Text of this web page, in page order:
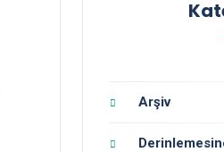
Arşiv